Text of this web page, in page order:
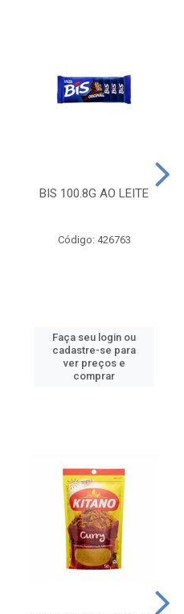
BIS 100.8G AO LEITE
Código: 426763
Faça seu login ou
cadastre-se para
ver preços e
comprar